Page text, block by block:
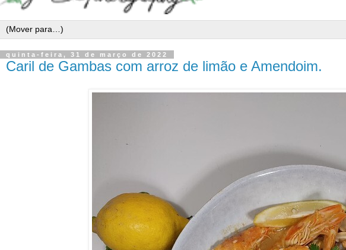
quinta-feira, 31 de março de 2022
Caril de Gambas com arroz de limão e Amendoim.